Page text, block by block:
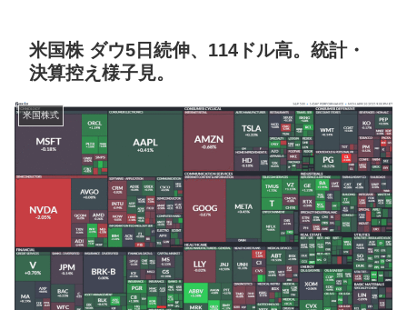
米国株 ダウ5日続伸、114ドル高。統計・
決算控え様子見。
米国株式